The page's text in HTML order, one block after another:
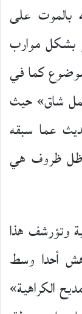
بالموت على
بشكل موارب
كما في
شاق» حيث
عما سبقه
ظل ظروف هي
وتؤرشف هذا
أحدا وسط
الكراهية»